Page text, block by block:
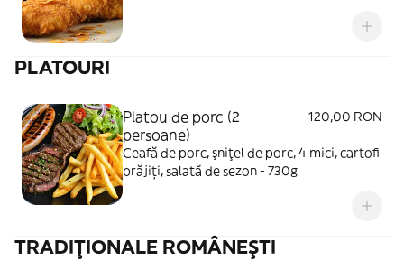
PLATOURI
Platou de porc (2
persoane)
120,00 RON
Ceafă de porc, şniţel de porc, 4 mici, cartofi
prăjiți, salată de sezon - 730g
TRADIŢIONALE ROMÂNEŞTI